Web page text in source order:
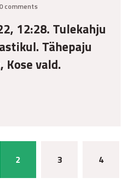
0 comments
12:28. Tulekahju
Tähepaju
Kose vald.
2 3 4